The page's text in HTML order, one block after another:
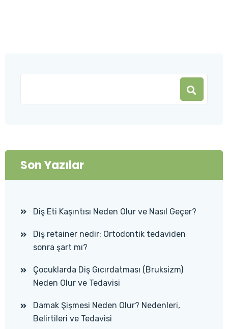
Son Yazılar
Diş Eti Kaşıntısı Neden Olur ve Nasıl Geçer?
Diş retainer nedir: Ortodontik tedaviden
sonra şart mı?
Çocuklarda Diş Gıcırdatması (Bruksizm)
Neden Olur ve Tedavisi
Damak Şişmesi Neden Olur? Nedenleri,
Belirtileri ve Tedavisi